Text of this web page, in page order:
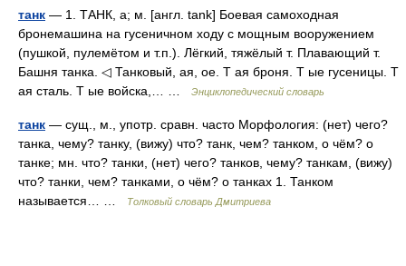
танк — 1. ТАНК, а; м. [англ. tank] Боевая самоходная
бронемашина на гусеничном ходу с мощным вооружением
(пушкой, пулемётом и т.п.). Лёгкий, тяжёлый т. Плавающий т.
Башня танка. ◁ Танковый, ая, ое. Т ая броня. Т ые гусеницы. Т
ая сталь. Т ые войска,… …
Энциклопедический словарь
танк — сущ., м., употр. сравн. часто Морфология: (нет) чего?
танка, чему? танку, (вижу) что? танк, чем? танком, о чём? о
танке; мн. что? танки, (нет) чего? танков, чему? танкам, (вижу)
что? танки, чем? танками, о чём? о танках 1. Танком
называется… …
Толковый словарь Дмитриева